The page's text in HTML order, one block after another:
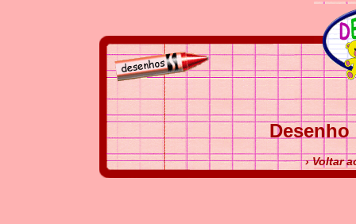
Desenho
› Voltar